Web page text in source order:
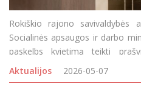
Rokiškio rajono savivaldybės
Socialinės apsaugos ir darbo
paskelbs kvietimą teikti
įsigyti (gauti valstybės iš dalies
(ar) subsidiją) (t
Aktualijos 2026-05-07